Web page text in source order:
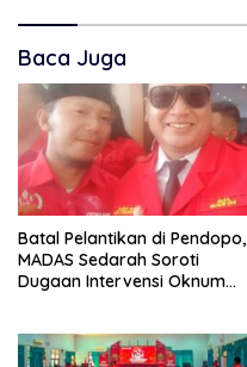
Baca Juga
Batal Pelantikan di Pendopo,
MADAS Sedarah Soroti
Dugaan Intervensi Oknum